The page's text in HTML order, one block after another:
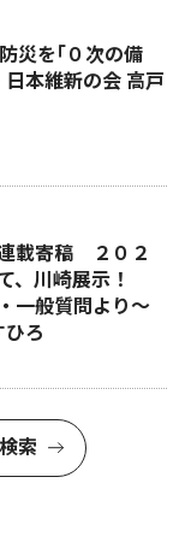
災を｢０次の備
本維新の会 高戸
載寄稿 ２０２
、川崎展示！
一般質問より〜
ろ
索